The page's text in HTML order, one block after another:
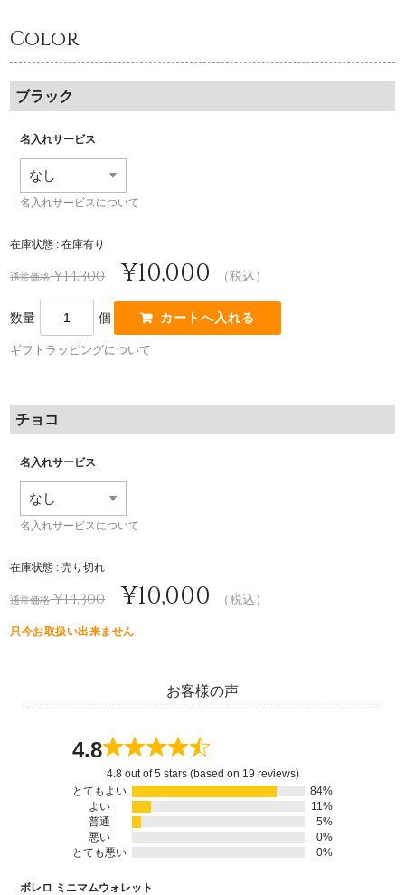
Color
ブラック
名入れサービス
名入れサービスについて
在庫状態 : 在庫有り
通常価格¥14,300 ¥10,000 （税込）
数量 個
ギフトラッピングについて
チョコ
名入れサービス
名入れサービスについて
在庫状態 : 売り切れ
通常価格¥14,300 ¥10,000 （税込）
只今お取扱い出来ません
お客様の声
4.8
4.8 out of 5 stars (based on 19 reviews)
とてもよい
84%
よい
11%
普通
5%
悪い
0%
とても悪い
0%
ボレロ ミニマムウォレット